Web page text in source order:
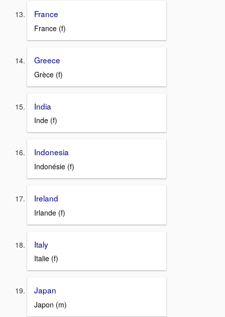
France
France (f)
Greece
Grèce (f)
India
Inde (f)
Indonesia
Indonésie (f)
Ireland
Irlande (f)
Italy
Italie (f)
Japan
Japon (m)